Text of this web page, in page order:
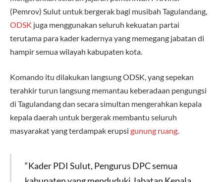
(Pemrov) Sulut untuk bergerak bagi musibah Tagulandang,
ODSK juga menggunakan seluruh kekuatan partai
terutama para kader kadernya yang memegang jabatan di
hampir semua wilayah kabupaten kota.
Komando itu dilakukan langsung ODSK, yang sepekan
terahkir turun langsung memantau keberadaan pengungsi
di Tagulandang dan secara simultan mengerahkan kepala
kepala daerah untuk bergerak membantu seluruh
masyarakat yang terdampak erupsi gunung ruang.
“Kader PDI Sulut, Pengurus DPC semua